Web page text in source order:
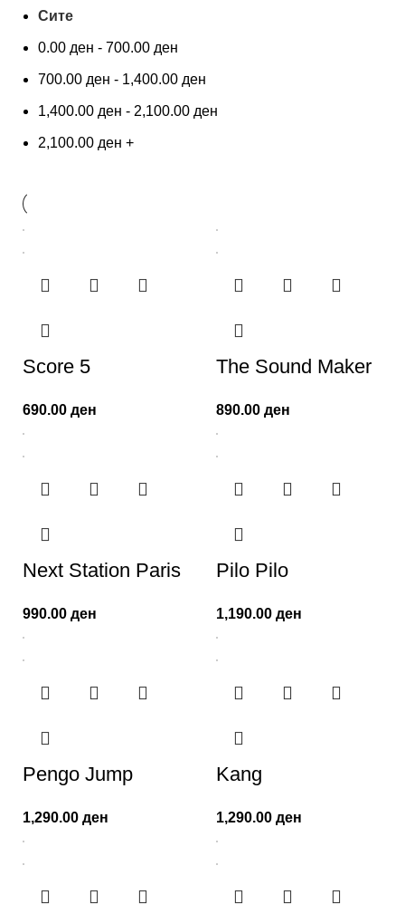
Сите
0.00 ден - 700.00 ден
700.00 ден - 1,400.00 ден
1,400.00 ден - 2,100.00 ден
2,100.00 ден +
Score 5
690.00 ден
The Sound Maker
890.00 ден
Next Station Paris
990.00 ден
Pilo Pilo
1,190.00 ден
Pengo Jump
1,290.00 ден
Kang
1,290.00 ден